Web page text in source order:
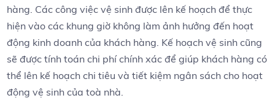
hàng. Các công việc vệ sinh được lên kế hoạch để thực
hiện vào các khung giờ không làm ảnh hưởng đến hoạt
động kinh doanh của khách hàng. Kế hoạch vệ sinh cũng
sẽ được tính toán chi phí chính xác để giúp khách hàng có
thể lên kế hoạch chi tiêu và tiết kiệm ngân sách cho hoạt
động vệ sinh của toà nhà.